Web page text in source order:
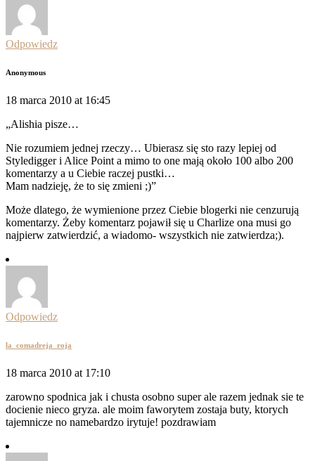
Odpowiedz
Anonymous
18 marca 2010 at 16:45
„Alishia pisze…
Nie rozumiem jednej rzeczy… Ubierasz się sto razy lepiej od
Styledigger i Alice Point a mimo to one mają około 100 albo 200
komentarzy a u Ciebie raczej pustki…
Mam nadzieję, że to się zmieni ;)”
Może dlatego, że wymienione przez Ciebie blogerki nie cenzurują
komentarzy. Żeby komentarz pojawił się u Charlize ona musi go
najpierw zatwierdzić, a wiadomo- wszystkich nie zatwierdza;).
Odpowiedz
la_comadreja_roja
18 marca 2010 at 17:10
zarowno spodnica jak i chusta osobno super ale razem jednak sie te
docienie nieco gryza. ale moim faworytem zostaja buty, ktorych
tajemnicze no namebardzo irytuje! pozdrawiam